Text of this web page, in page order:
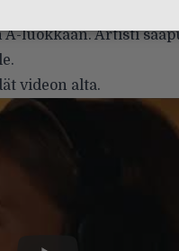
luokkaan. Artisti
videon alta.